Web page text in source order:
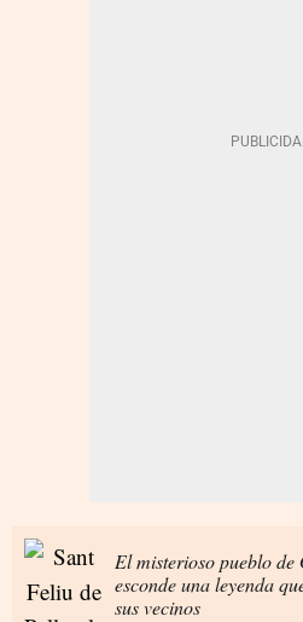
El misterioso pueblo
esconde una leyenda
sus vecinos